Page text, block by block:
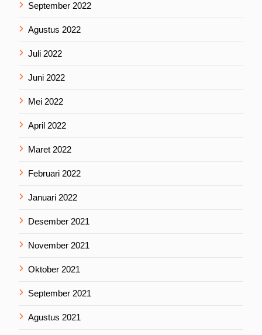
September 2022
Agustus 2022
Juli 2022
Juni 2022
Mei 2022
April 2022
Maret 2022
Februari 2022
Januari 2022
Desember 2021
November 2021
Oktober 2021
September 2021
Agustus 2021